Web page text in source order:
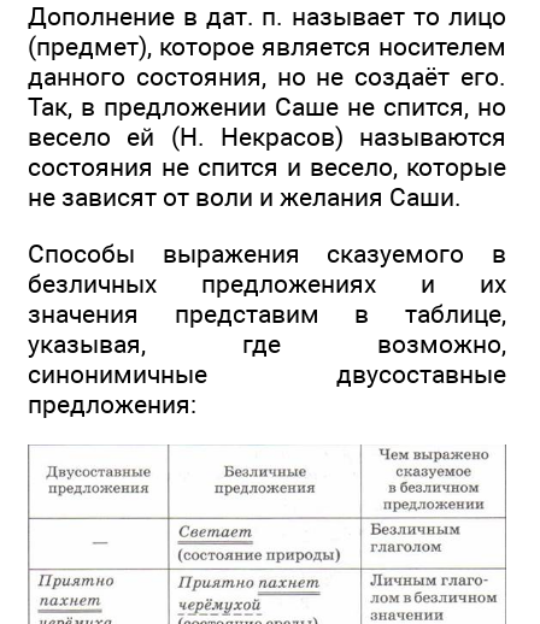
Дополнение в дат. п. называет то лицо
(предмет), которое является носителем
данного состояния, но не создаёт его.
Так, в предложении Саше не спится, но
весело ей (Н. Некрасов) называются
состояния не спится и весело, которые
не зависят от воли и желания Саши.
Способы выражения сказуемого в
безличных предложениях и их
значения представим в таблице,
указывая, где возможно,
синонимичные двусоставные
предложения: